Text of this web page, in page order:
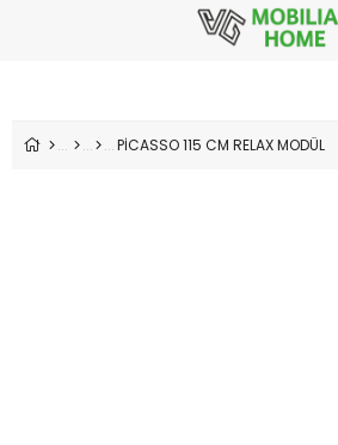
PİCASSO 115 CM RELAX MODÜL